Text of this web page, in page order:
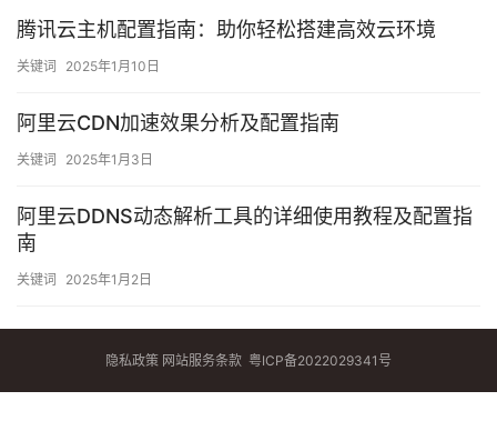
腾讯云主机配置指南：助你轻松搭建高效云环境
关键词 2025年1月10日
阿里云CDN加速效果分析及配置指南
关键词 2025年1月3日
阿里云DDNS动态解析工具的详细使用教程及配置指
南
关键词 2025年1月2日
隐私政策 网站服务条款 粤ICP备2022029341号